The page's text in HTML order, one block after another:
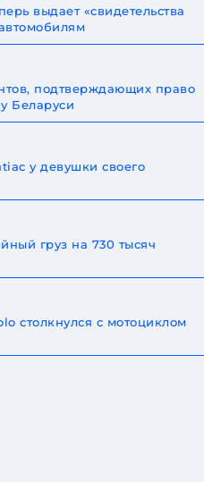
выдает «свидетельства
подтверждающих право
Беларуси
у девушки своего
груз на 730 тысяч
столкнулся с мотоциклом